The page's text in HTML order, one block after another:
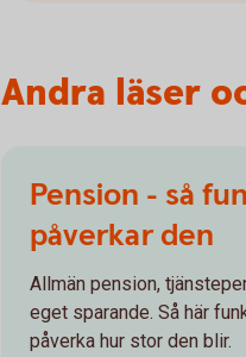
Andra läser
Pension - så
påverkar den
Allmän pension,
eget sparande. Så här
påverka hur stor den blir.